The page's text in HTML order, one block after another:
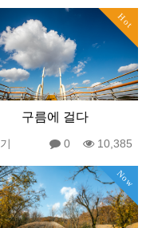
Hot
구름에 걸다
0 10,385
Now